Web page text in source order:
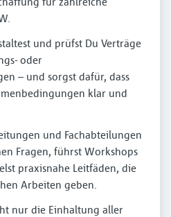
und prüfst Du Verträge
oder
– und sorgst dafür, dass
klar und
und Fachabteilungen
Fragen, führst Workshops
praxisnahe Leitfäden, die
Arbeiten geben.
nur die Einhaltung aller